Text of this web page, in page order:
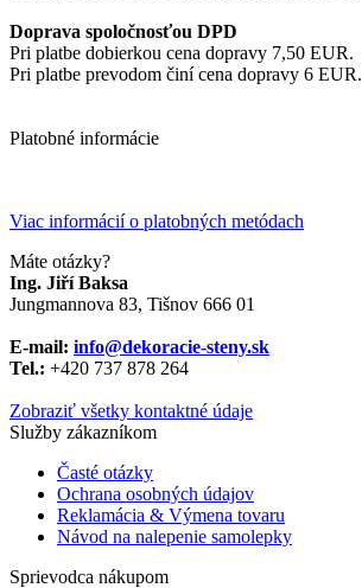
Doprava spoločnosťou DPD
Pri platbe dobierkou cena dopravy 7,50 EUR.
Pri platbe prevodom činí cena dopravy 6 EUR.
Platobné informácie
Viac informácií o platobných metódach
Máte otázky?
Ing. Jiří Baksa
Jungmannova 83, Tišnov 666 01
E-mail: info@dekoracie-steny.sk
Tel.: +420 737 878 ​​264
Zobraziť všetky kontaktné údaje
Služby zákazníkom
Časté otázky
Ochrana osobných údajov
Reklamácia & Výmena tovaru
Návod na nalepenie samolepky
Sprievodca nákupom